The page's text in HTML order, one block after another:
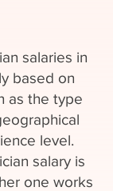
salaries in
based on
as the type
level.
salary is
one works